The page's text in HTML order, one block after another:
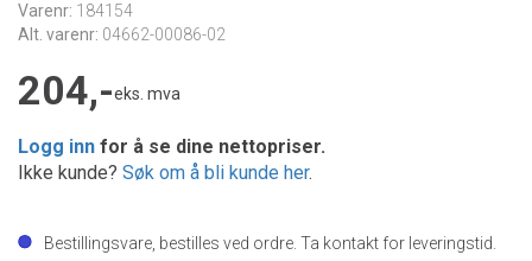
Varenr: 184154
Alt. varenr: 04662-00086-02
204,-eks. mva
Logg inn for å se dine nettopriser.
Ikke kunde? Søk om å bli kunde her.
Bestillingsvare, bestilles ved ordre. Ta kontakt for leveringstid.